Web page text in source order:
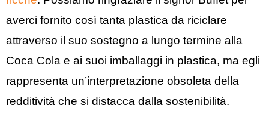
averci fornito così tanta plastica da riciclare
attraverso il suo sostegno a lungo termine alla
Coca Cola e ai suoi imballaggi in plastica, ma egli
rappresenta un’interpretazione obsoleta della
redditività che si distacca dalla sostenibilità.